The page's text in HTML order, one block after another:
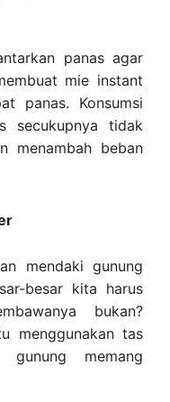
panas agar
mie instant
panas. Konsumsi
secukupnya tidak
menambah beban
mendaki gunung
besar kita harus
bukan?
menggunakan tas
gunung memang